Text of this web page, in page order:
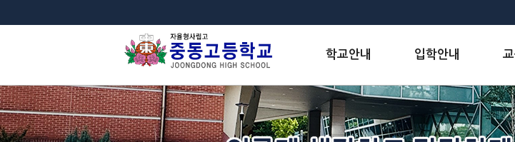
학교안내 입학안내